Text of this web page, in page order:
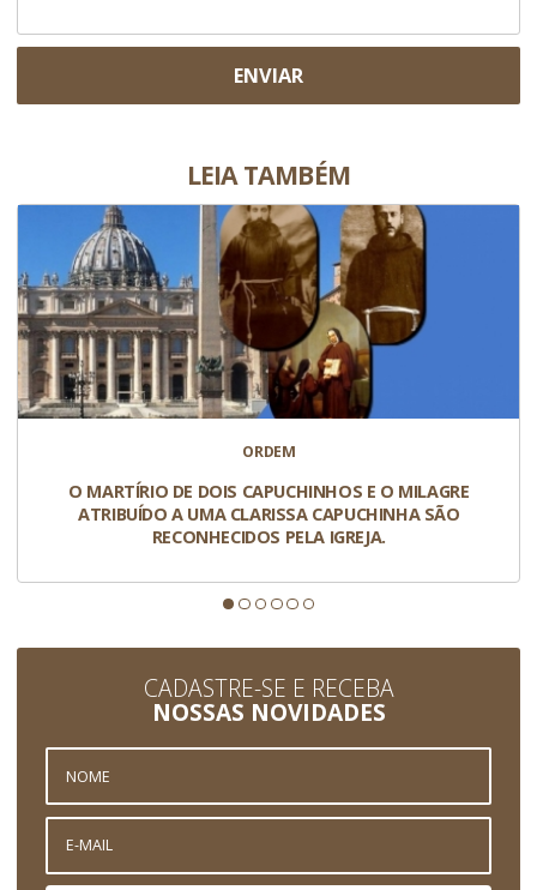
ENVIAR
LEIA TAMBÉM
ORDEM
O MARTÍRIO DE DOIS CAPUCHINHOS E O MILAGRE
ATRIBUÍDO A UMA CLARISSA CAPUCHINHA SÃO
RECONHECIDOS PELA IGREJA.
CADASTRE-SE E RECEBA
NOSSAS NOVIDADES